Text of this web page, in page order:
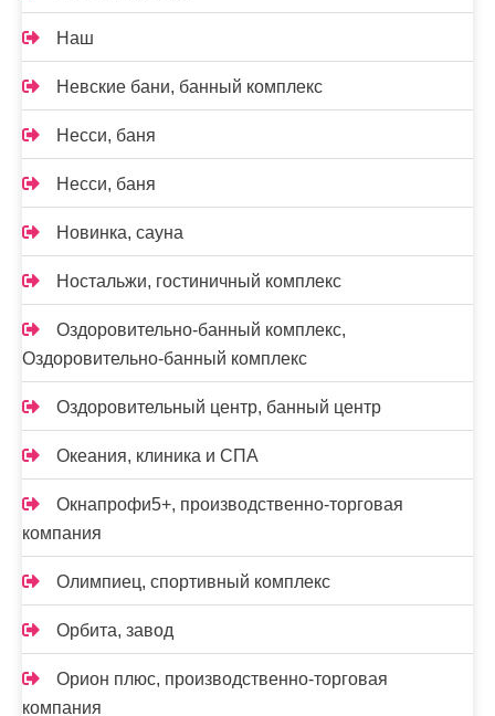
Наш
Невские бани, банный комплекс
Несси, баня
Несси, баня
Новинка, сауна
Ностальжи, гостиничный комплекс
Оздоровительно-банный комплекс,
Оздоровительно-банный комплекс
Оздоровительный центр, банный центр
Океания, клиника и СПА
Окнапрофи5+, производственно-торговая
компания
Олимпиец, спортивный комплекс
Орбита, завод
Орион плюс, производственно-торговая
компания